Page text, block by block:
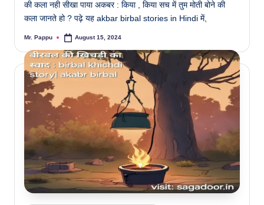
की कला नही सीखा पाया अकबर : किया , किया सच में तुम मोती बोने की
कला जानते हो ? पढ़े यह akbar birbal stories in Hindi में,
Posted
Mr. Pappu August 15, 2024